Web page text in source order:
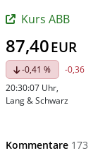
Kurs ABB
87,40EUR
-0,41 %
-0,36
20:30:07 Uhr,
Lang & Schwarz
Kommentare 173